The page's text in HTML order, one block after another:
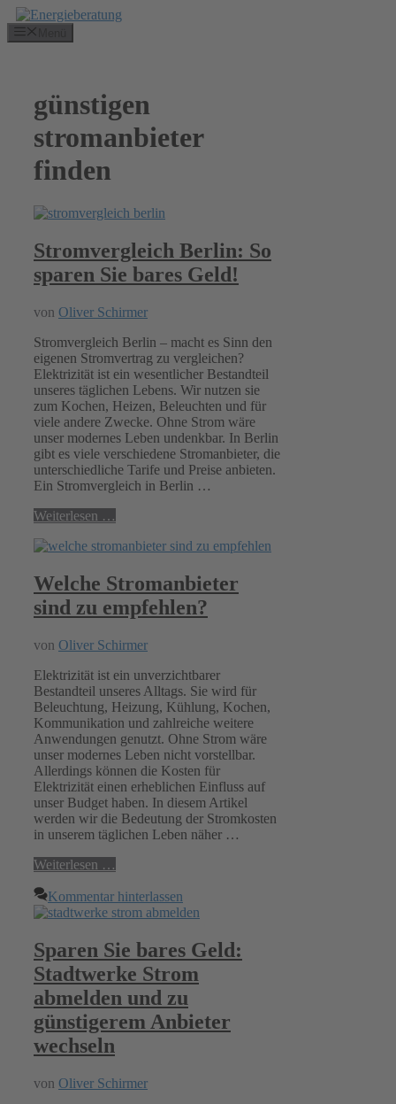
Zum
Inhalt
springen
günstigen
stromanbieter
finden
Stromvergleich Berlin: So
sparen Sie bares Geld!
von Oliver Schirmer
Stromvergleich Berlin – macht es Sinn den
eigenen Stromvertrag zu vergleichen?
Elektrizität ist ein wesentlicher Bestandteil
unseres täglichen Lebens. Wir nutzen sie
zum Kochen, Heizen, Beleuchten und für
viele andere Zwecke. Ohne Strom wäre
unser modernes Leben undenkbar. In Berlin
gibt es viele verschiedene Stromanbieter, die
unterschiedliche Tarife und Preise anbieten.
Ein Stromvergleich in Berlin …
Weiterlesen …
Welche Stromanbieter
sind zu empfehlen?
von Oliver Schirmer
Elektrizität ist ein unverzichtbarer
Bestandteil unseres Alltags. Sie wird für
Beleuchtung, Heizung, Kühlung, Kochen,
Kommunikation und zahlreiche weitere
Anwendungen genutzt. Ohne Strom wäre
unser modernes Leben nicht vorstellbar.
Allerdings können die Kosten für
Elektrizität einen erheblichen Einfluss auf
unser Budget haben. In diesem Artikel
werden wir die Bedeutung der Stromkosten
in unserem täglichen Leben näher …
Weiterlesen …
Kommentar hinterlassen
Sparen Sie bares Geld:
Stadtwerke Strom
abmelden und zu
günstigerem Anbieter
wechseln
von Oliver Schirmer